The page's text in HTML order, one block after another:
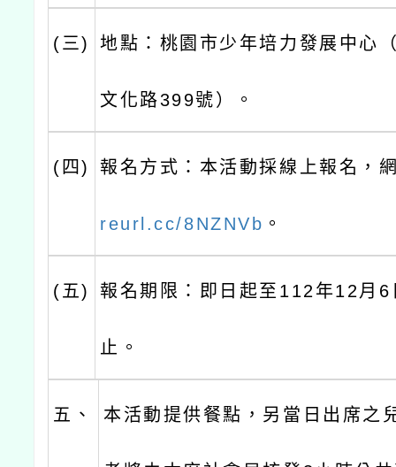
(三) 地點：桃園市少年培力發展中心
文化路399號）。
(四) 報名方式：本活動採線上報名，
reurl.cc/8NZNVb 。
(五) 報名期限：即日起至112年12月6
止。
五、 本活動提供餐點，另當日出席之